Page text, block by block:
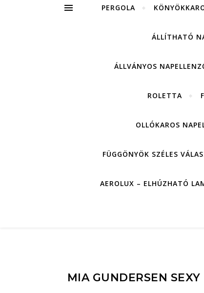
PERGOLA
ÁLLÍTHATÓ
ÁLLVÁNYOS
ROLETTA
OLLÓKAROS
FÜGGÖNYÖK SZÉLES
AEROLUX – ELHÚZHATÓ
MIA GUNDERSEN